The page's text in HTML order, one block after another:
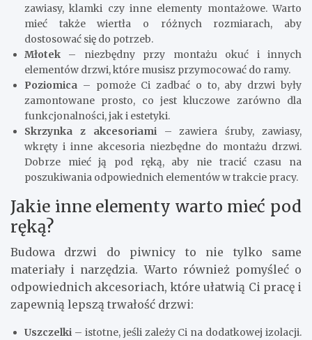
zawiasy, klamki czy inne elementy montażowe. Warto
mieć także wiertła o różnych rozmiarach, aby
dostosować się do potrzeb.
Młotek – niezbędny przy montażu okuć i innych
elementów drzwi, które musisz przymocować do ramy.
Poziomica – pomoże Ci zadbać o to, aby drzwi były
zamontowane prosto, co jest kluczowe zarówno dla
funkcjonalności, jak i estetyki.
Skrzynka z akcesoriami– zawiera śruby, zawiasy,
wkręty i inne akcesoria niezbędne do montażu drzwi.
Dobrze mieć ją pod ręką, aby nie tracić czasu na
poszukiwania odpowiednich elementów w trakcie pracy.
Jakie inne elementy warto mieć pod
ręką?
Budowa drzwi do piwnicy to nie tylko same
materiały i narzędzia. Warto również pomyśleć o
odpowiednich akcesoriach, które ułatwią Ci pracę i
zapewnią lepszą trwałość drzwi:
Uszczelki – istotne, jeśli zależy Ci na dodatkowej izolacji.